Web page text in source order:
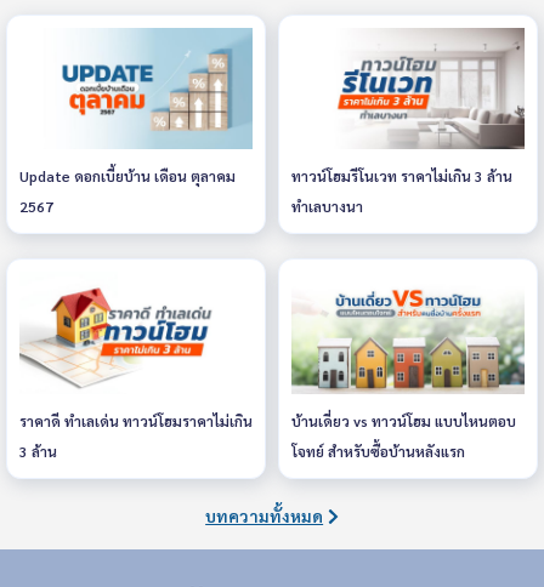
Update ดอกเบี้ยบ้าน เดือน ตุลาคม
2567
ทาวน์โฮมรีโนเวท ราคาไม่เกิน 3 ล้าน
ทำเลบางนา
ราคาดี ทำเลเด่น ทาวน์โฮมราคาไม่เกิน
3 ล้าน
บ้านเดี่ยว vs ทาวน์โฮม แบบไหนตอบ
โจทย์ สำหรับซื้อบ้านหลังแรก
บทความทั้งหมด